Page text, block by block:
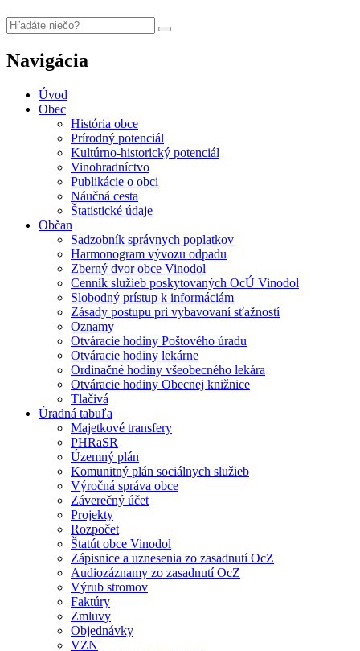
Navigácia
Úvod
Obec
História obce
Prírodný potenciál
Kultúrno-historický potenciál
Vinohradníctvo
Publikácie o obci
Náučná cesta
Štatistické údaje
Občan
Sadzobník správnych poplatkov
Harmonogram vývozu odpadu
Zberný dvor obce Vinodol
Cenník služieb poskytovaných OcÚ Vinodol
Slobodný prístup k informáciám
Zásady postupu pri vybavovaní sťažností
Oznamy
Otváracie hodiny Poštového úradu
Otváracie hodiny lekárne
Ordinačné hodiny všeobecného lekára
Otváracie hodiny Obecnej knižnice
Tlačivá
Úradná tabuľa
Majetkové transfery
PHRaSR
Územný plán
Komunitný plán sociálnych služieb
Výročná správa obce
Záverečný účet
Projekty
Rozpočet
Štatút obce Vinodol
Zápisnice a uznesenia zo zasadnutí OcZ
Audiozáznamy zo zasadnutí OcZ
Výrub stromov
Faktúry
Zmluvy
Objednávky
VZN